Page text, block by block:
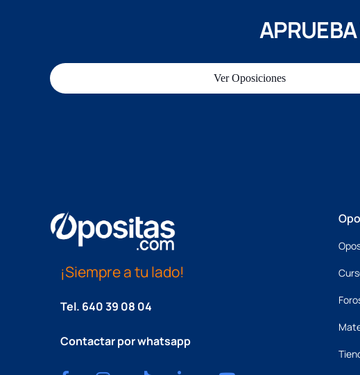
Ver Oposiciones
¡Siempre a tu lado!
Tel. 640 39 08 04
Contactar por whatsapp